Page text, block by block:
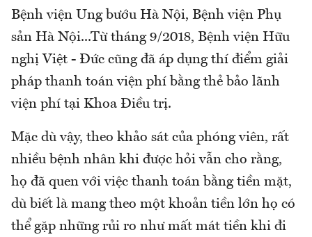
Bệnh viện Ung bướu Hà Nội, Bệnh viện Phụ
sản Hà Nội...Từ tháng 9/2018, Bệnh viện Hữu
nghị Việt - Đức cũng đã áp dụng thí điểm giải
pháp thanh toán viện phí bằng thẻ bảo lãnh
viện phí tại Khoa Điều trị.
Mặc dù vậy, theo khảo sát của phóng viên, rất
nhiều bệnh nhân khi được hỏi vẫn cho rằng,
họ đã quen với việc thanh toán bằng tiền mặt,
dù biết là mang theo một khoản tiền lớn họ có
thể gặp những rủi ro như mất mát tiền khi đi